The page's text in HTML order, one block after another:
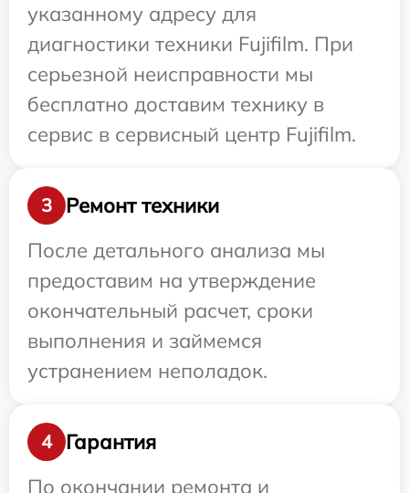
указанному адресу для
диагностики техники Fujifilm. При
серьезной неисправности мы
бесплатно доставим технику в
сервис в сервисный центр Fujifilm.
3
Ремонт техники
После детального анализа мы
предоставим на утверждение
окончательный расчет, сроки
выполнения и займемся
устранением неполадок.
4
Гарантия
По окончании ремонта и